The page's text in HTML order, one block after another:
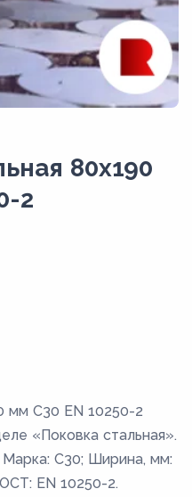
80х190
2
мм C30 EN 10250-2
«Поковка стальная».
C30; Ширина, мм:
EN 10250-2.